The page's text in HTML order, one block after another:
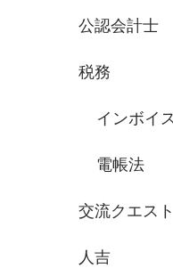
公認会計士
税務
インボイ
電帳法
交流クエスト
人吉